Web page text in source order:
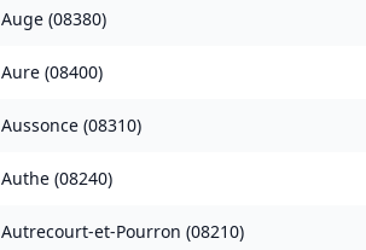
Auge (08380)
Aure (08400)
Aussonce (08310)
Authe (08240)
Autrecourt-et-Pourron (08210)